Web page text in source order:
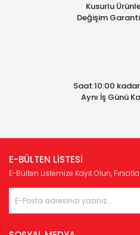
Kusurlu
Değişim
Saat:10:00
Aynı İş Günü
E-BÜLTEN LİSTESİ
E-Bülten Listemize Kayıt Olun,